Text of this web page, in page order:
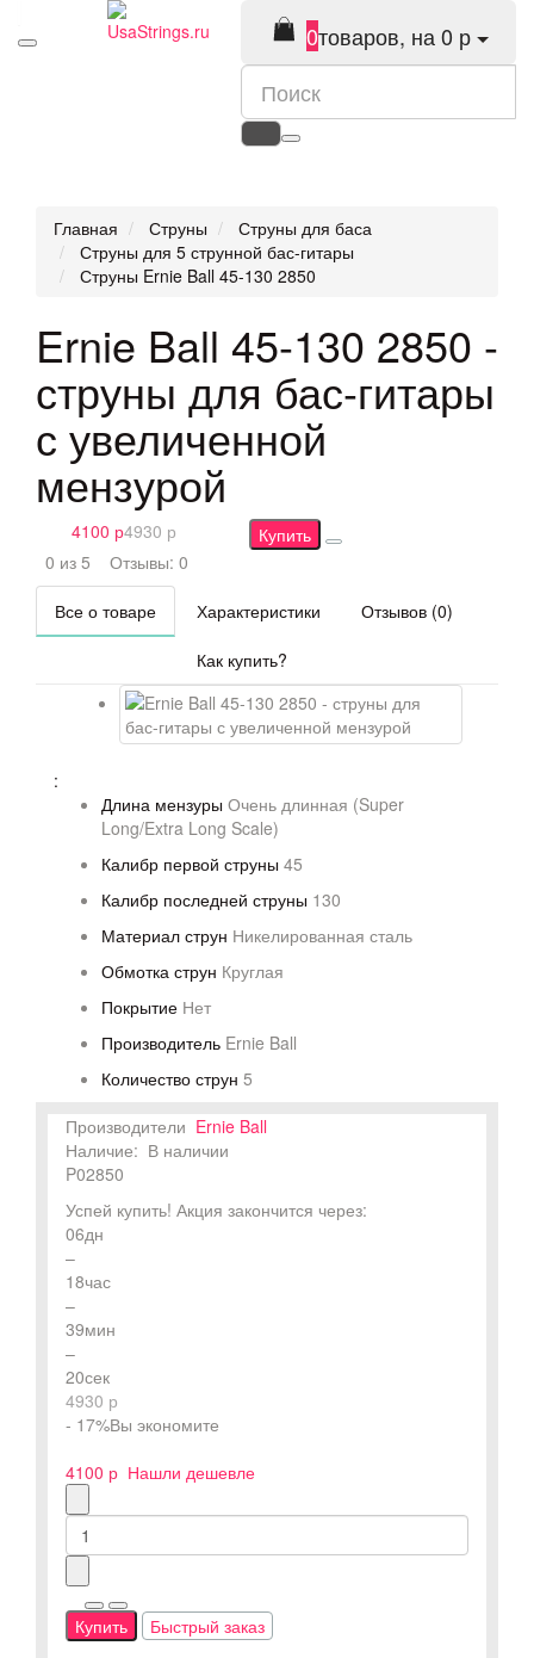
0товаров, на 0 р
Главная Струны
Струны для баса
Струны для 5 струнной бас-гитары
Струны Ernie Ball 45-130 2850
Ernie Ball 45-130 2850 -
струны для бас-гитары
с увеличенной
мензурой
4100 р4930 р
Купить
0 из 5
Отзывы: 0
Все о товаре Характеристики Отзывов (0)
Как купить?
:
Длина мензуры Очень длинная (Super
Long/Extra Long Scale)
Калибр первой струны 45
Калибр последней струны 130
Материал струн Никелированная сталь
Обмотка струн Круглая
Покрытие Нет
Производитель Ernie Ball
Количество струн 5
Производители Ernie Ball
Наличие: В наличии
P02850
Успей купить! Акция закончится через:
06дн
–
18час
–
39мин
–
19сек
4930 р
- 17%Вы экономите
4100 р Нашли дешевле
Купить
Быстрый заказ